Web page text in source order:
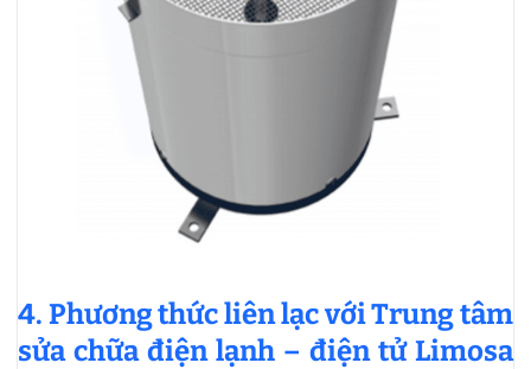
4. Phương thức liên lạc với Trung tâm
sửa chữa điện lạnh – điện tử Limosa